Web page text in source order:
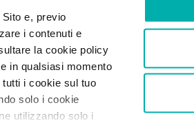
e, previo
i contenuti e
la cookie policy
in qualsiasi momento
i cookie sul tuo
solo i cookie
utilizzando solo i